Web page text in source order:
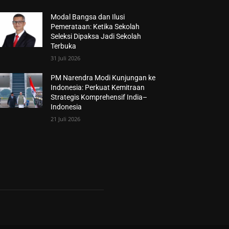
Modal Bangsa dan Ilusi
Pemerataan: Ketika Sekolah
Seleksi Dipaksa Jadi Sekolah
Terbuka
31 Juli 2026
PM Narendra Modi Kunjungan ke
Indonesia: Perkuat Kemitraan
Strategis Komprehensif India–
Indonesia
21 Juli 2026